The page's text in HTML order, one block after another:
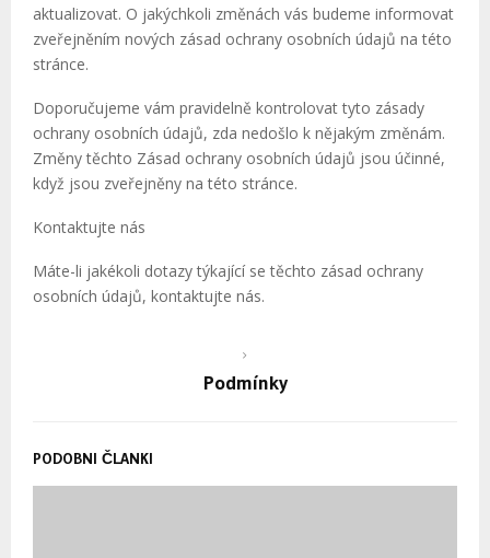
aktualizovat. O jakýchkoli změnách vás budeme informovat
zveřejněním nových zásad ochrany osobních údajů na této
stránce.
Doporučujeme vám pravidelně kontrolovat tyto zásady
ochrany osobních údajů, zda nedošlo k nějakým změnám.
Změny těchto Zásad ochrany osobních údajů jsou účinné,
když jsou zveřejněny na této stránce.
Kontaktujte nás
Máte-li jakékoli dotazy týkající se těchto zásad ochrany
osobních údajů, kontaktujte nás.
Podmínky
PODOBNI ČLANKI